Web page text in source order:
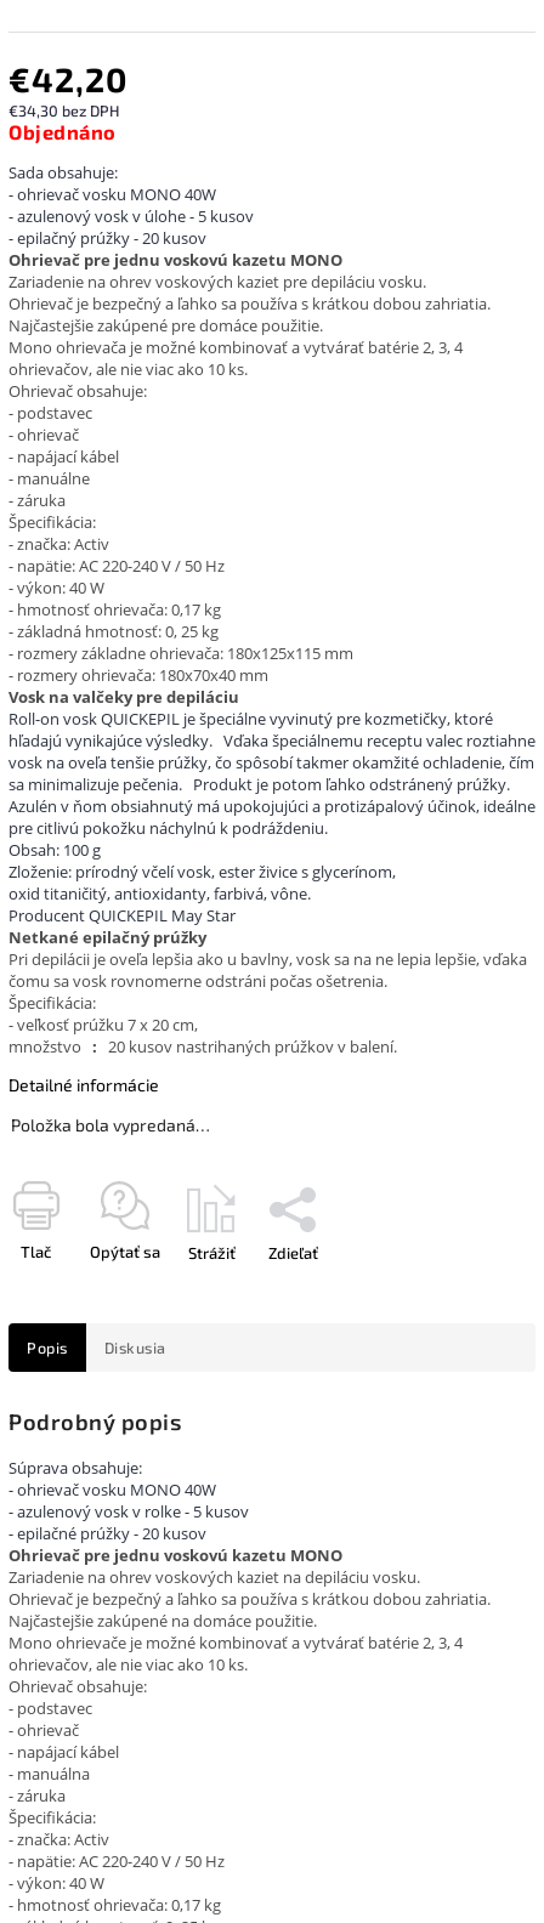
€42,20
€34,30 bez DPH
Objednáno
Položka bola vypredaná…
Sada obsahuje:
- ohrievač vosku MONO 40W
- azulenový vosk v úlohe - 5 kusov
- epilačný prúžky - 20 kusov
Ohrievač pre jednu voskovú kazetu MONO
Zariadenie na ohrev voskových kaziet pre depiláciu vosku.
Ohrievač je bezpečný a ľahko sa používa s krátkou dobou zahriatia.
Najčastejšie zakúpené pre domáce použitie.
Mono ohrievača je možné kombinovať a vytvárať batérie 2, 3, 4
ohrievačov, ale nie viac ako 10 ks.
Ohrievač obsahuje:
- podstavec
- ohrievač
- napájací kábel
- manuálne
- záruka
Špecifikácia:
- značka: Activ
- napätie: AC 220-240 V / 50 Hz
- výkon: 40 W
- hmotnosť ohrievača: 0,17 kg
- základná hmotnosť: 0, 25 kg
- rozmery základne ohrievača: 180x125x115 mm
- rozmery ohrievača: 180x70x40 mm
Vosk na valčeky pre depiláciu
Roll-on vosk QUICKEPIL je špeciálne vyvinutý pre kozmetičky, ktoré
hľadajú vynikajúce výsledky. Vďaka špeciálnemu receptu valec roztiahne
vosk na oveľa tenšie prúžky, čo spôsobí takmer okamžité ochladenie, čím
sa minimalizuje pečenia. Produkt je potom ľahko odstránený prúžky.
Azulén v ňom obsiahnutý má upokojujúci a protizápalový účinok, ideálne
pre citlivú pokožku náchylnú k podráždeniu.
Obsah: 100 g
Zloženie: prírodný včelí vosk, ester živice s glycerínom,
oxid titaničitý, antioxidanty, farbivá, vône.
Producent QUICKEPIL May Star
Netkané epilačný prúžky
Pri depilácii je oveľa lepšia ako u bavlny, vosk sa na ne lepia lepšie, vďaka
čomu sa vosk rovnomerne odstráni počas ošetrenia.
Špecifikácia:
- veľkosť prúžku 7 x 20 cm,
množstvo : 20 kusov nastrihaných prúžkov v balení.
Detailné informácie
Tlač Opýtať sa Strážiť Zdieľať
Popis Diskusia
Podrobný popis
Súprava obsahuje:
- ohrievač vosku MONO 40W
- azulenový vosk v rolke - 5 kusov
- epilačné prúžky - 20 kusov
Ohrievač pre jednu voskovú kazetu MONO
Zariadenie na ohrev voskových kaziet na depiláciu vosku.
Ohrievač je bezpečný a ľahko sa používa s krátkou dobou zahriatia.
Najčastejšie zakúpené na domáce použitie.
Mono ohrievače je možné kombinovať a vytvárať batérie 2, 3, 4
ohrievačov, ale nie viac ako 10 ks.
Ohrievač obsahuje:
- podstavec
- ohrievač
- napájací kábel
- manuálna
- záruka
Špecifikácia:
- značka: Activ
- napätie: AC 220-240 V / 50 Hz
- výkon: 40 W
- hmotnosť ohrievača: 0,17 kg